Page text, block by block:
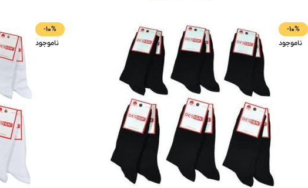
-10%
ناموجود
-10%
ناموجود